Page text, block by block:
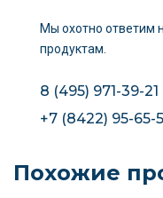
Мы охотно ответим
продуктам.
8 (495) 971-39-21
+7 (8422) 95-65-
Похожие